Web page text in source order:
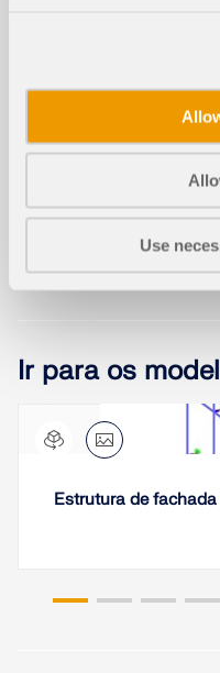
Use
FAQ 005055 | Não
secção no módulo
Posso remover
Duração:00:00:18
Ir para os
Estrutura de